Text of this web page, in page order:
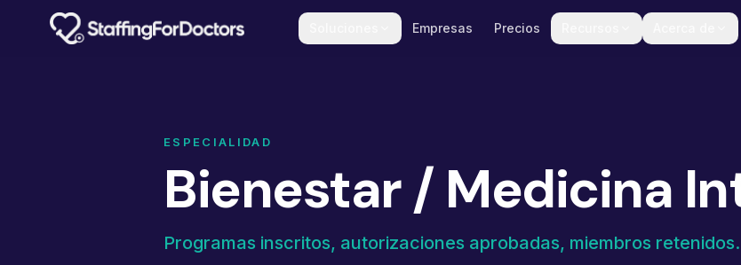
Skip to main content
Empresas Precios
ESPECIALIDAD
Bienestar / Medicina
Programas inscritos, autorizaciones aprobadas, miembros retenidos.